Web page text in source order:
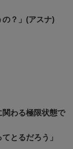
の？」(アスナ)
関わる極限状態で
とるだろう」